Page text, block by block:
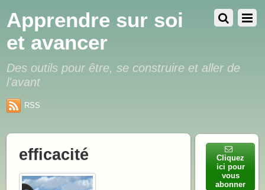
Apprendre sur soi
et avancer
Des outils pour être, se construire et aller de
l'avant
RSS
efficacité
Cliquez
ici pour
vous
abonner